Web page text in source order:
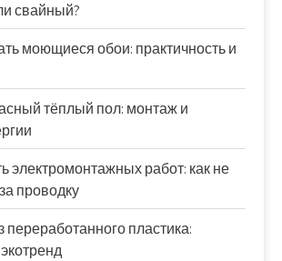
свайный?
моющиеся обои: практичность и
тёплый пол: монтаж и
электромонтажных работ: как не
проводку
переработанного пластика: